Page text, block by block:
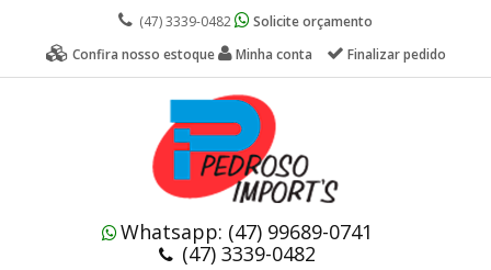
(47) 3339-0482
Solicite orçamento
Confira nosso estoque
Minha conta Finalizar pedido
Whatsapp: (47) 99689-0741
(47) 3339-0482